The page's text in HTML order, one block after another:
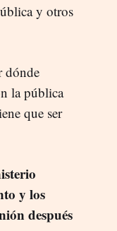
y otros
dónde
la pública
que ser
y los
después